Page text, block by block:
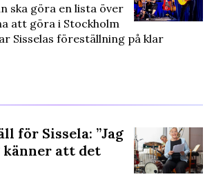
ska göra en lista över
att göra i Stockholm
Sisselas föreställning på klar
för Sissela: ”Jag
att det